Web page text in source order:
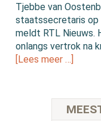
Tjebbe van
staatssecretaris op
meldt RTL Nieuws.
onlangs vertrok na
[Lees meer …]